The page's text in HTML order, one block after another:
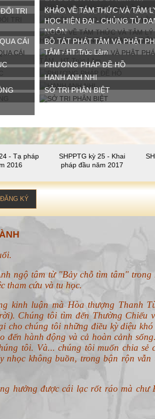
TRỊ
Ở ĐỜI VUI ĐẠO HÃY TÙY
KHẢO VỀ TÁM THỨC VÀ TÂM
HỌC HIỆN ĐẠI - CHỦNG TỬ
NGÔN
CÁI
BỒ TÁT PHÁT TÂM VÀ PHẬT
TÂM - HT Trúc Lâm
PHƯƠNG PHÁP ĐỀ HỒ
HẠNH ANH NHI
SỞ TRI PHÂN BIỆT
SHPPTG kỳ 25 - Khai
pháp đầu năm 2017
SHPPTG kỳ
ĐĂNG KÝ
ngộ tâm từ "Bảy chỗ tìm tâm" trong
tham cứu và tu học.
kinh luận mà Hòa thượng Thanh
Chúng tôi tìm đến Thường Chiếu
cho chúng tôi những điều kỳ diệu
đến hành động và cả hoàn cảnh
tôi. Và... chúng tôi muốn chia sẻ
nhọc không buồn, trong bận rộn vẫn
hưởng được cái lạc rốt ráo mà chư